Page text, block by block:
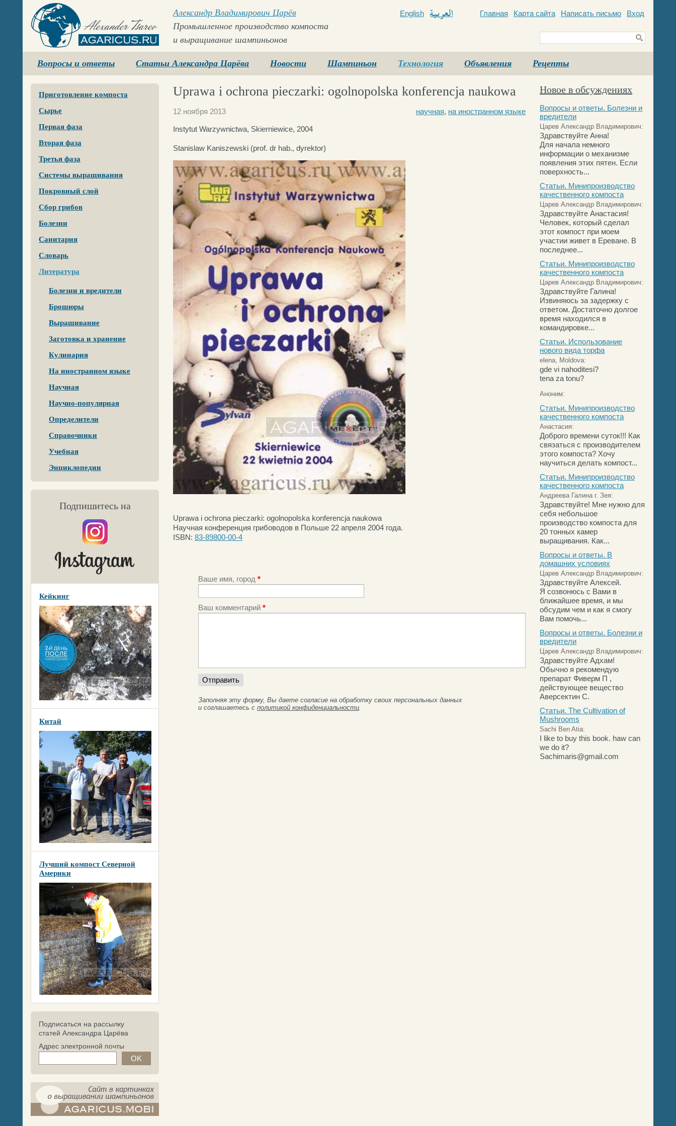
Agaricus.ru
Александр Владимирович Царёв
Промышленное производство компоста
и выращивание шампиньонов
English
Главная Карта сайта Написать письмо Вход
Вопросы и ответы Статьи Александра Царёва Новости Шампиньон Технология Объявления Рецепты
Приготовление компоста
Сырье
Первая фаза
Вторая фаза
Третья фаза
Системы выращивания
Покровный слой
Сбор грибов
Болезни
Санитария
Словарь
Литература
Болезни и вредители
Брошюры
Выращивание
Заготовка и хранение
Кулинария
На иностранном языке
Научная
Научно-популярная
Определители
Справочники
Учебная
Энциклопедии
Подпишитесь на
Кейкинг
Китай
Лучший компост Северной
Америки
Подписаться на рассылку
статей Александра Царёва
Адрес электронной почты
Uprawa i ochrona pieczarki: ogolnopolska konferencja naukowa
12 ноября 2013 научная, на иностранном языке
Instytut Warzywnictwa, Skierniewice, 2004
Stanislaw Kaniszewski (prof. dr hab., dyrektor)
Uprawa i ochrona pieczarki: ogolnopolska konferencja naukowa
Научная конференция грибоводов в Польше 22 апреля 2004 года.
ISBN: 83-89800-00-4
Ваше имя, город *
Ваш комментарий *
Заполняя эту форму, Вы даете согласие на обработку своих персональных данных
и соглашаетесь с политикой конфиденциальности
Новое в обсуждениях
Вопросы и ответы. Болезни и
вредители
Царев Александр Владимирович:
Здравствуйте Анна!
Для начала немного
информации о механизме
появления этих пятен. Если
поверхность...
Статьи. Минипроизводство
качественного компоста
Царев Александр Владимирович:
Здравствуйте Анастасия!
Человек, который сделал
этот компост при моем
участии живет в Ереване. В
последнее...
Статьи. Минипроизводство
качественного компоста
Царев Александр Владимирович:
Здравствуйте Галина!
Извиняюсь за задержку с
ответом. Достаточно долгое
время находился в
командировке...
Статьи. Использование
нового вида торфа
elena, Moldova:
gde vi nahoditesi?
tena za tonu?
Аноним:
Статьи. Минипроизводство
качественного компоста
Анастасия:
Доброго времени суток!!! Как
связаться с производителем
этого компоста? Хочу
научиться делать компост...
Статьи. Минипроизводство
качественного компоста
Андреева Галина г. Зея:
Здравствуйте! Мне нужно для
себя небольшое
производство компоста для
20 тонных камер
выращивания. Как...
Вопросы и ответы. В
домашних условиях
Царев Александр Владимирович:
Здравствуйте Алексей.
Я созвонюсь с Вами в
ближайшее время, и мы
обсудим чем и как я смогу
Вам помочь...
Вопросы и ответы. Болезни и
вредители
Царев Александр Владимирович:
Здравствуйте Адхам!
Обычно я рекомендую
препарат Фиверм П ,
действующее вещество
Аверсектин С.
Статьи. The Cultivation of
Mushrooms
Sachi Ben Atia:
I like to buy this book. haw can
we do it?
Sachimaris@gmail.com